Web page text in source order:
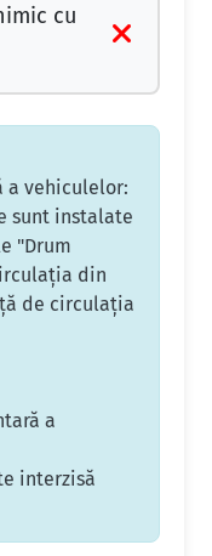
cu
a vehiculelor:
sunt instalate
"Drum
din
de circulaţia
a
interzisă